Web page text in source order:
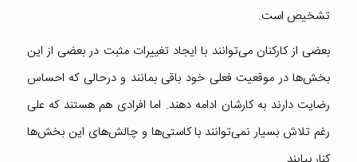
تشخیص است.
بعضی از کارکنان می‌توانند با ایجاد تغییرات مثبت در بعضی از این
بخش‌ها در موقعیت فعلی خود باقی بمانند و درحالی که احساس
رضایت دارند به کارشان ادامه دهند. اما افرادی هم هستند که علی
رغم تلاش بسیار نمی‌‌توانند با کاستی‌ها و چالش‌های این بخش‌ها